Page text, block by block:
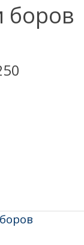
боров